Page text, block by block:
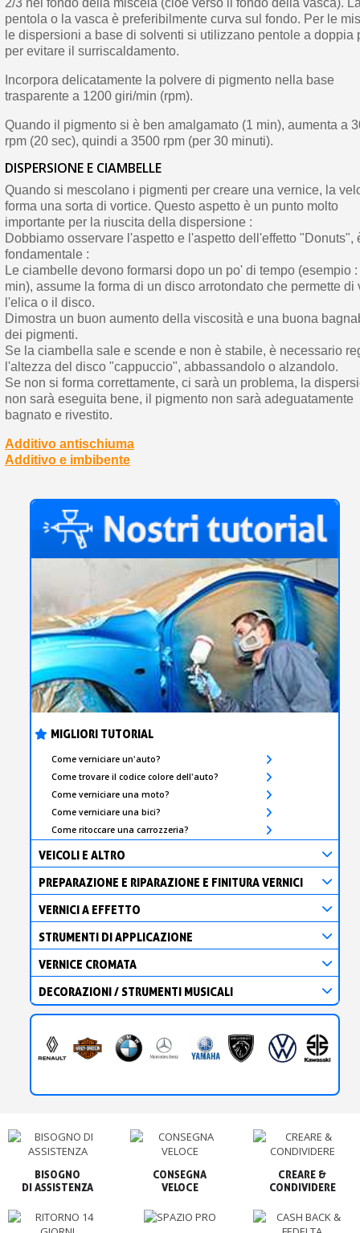
MIGLIORI TUTORIAL
Come verniciare un'auto?
Come trovare il codice colore dell'auto?
Come verniciare una moto?
Come verniciare una bici?
Come ritoccare una carrozzeria?
VEICOLI E ALTRO
PREPARAZIONE E RIPARAZIONE E FINITURA VERNICI
VERNICI A EFFETTO
STRUMENTI DI APPLICAZIONE
VERNICE CROMATA
DECORAZIONI / STRUMENTI MUSICALI
pentola o la vasca è preferibilmente curva sul fondo. Per le
le dispersioni a base di solventi si utilizzano pentole a doppia
per evitare il surriscaldamento.
Incorpora delicatamente la polvere di pigmento nella base
trasparente a 1200 giri/min (rpm).
Quando il pigmento si è ben amalgamato (1 min), aumenta a
rpm (20 sec), quindi a 3500 rpm (per 30 minuti).
DISPERSIONE E CIAMBELLE
Quando si mescolano i pigmenti per creare una vernice, la
forma una sorta di vortice. Questo aspetto è un punto molto
importante per la riuscita della dispersione :
Dobbiamo osservare l'aspetto e l'aspetto dell'effetto "Donuts",
fondamentale :
Le ciambelle devono formarsi dopo un po' di tempo (esempio :
min), assume la forma di un disco arrotondato che permette di
l'elica o il disco.
Dimostra un buon aumento della viscosità e una buona
dei pigmenti.
Se la ciambella sale e scende e non è stabile, è necessario
l'altezza del disco "cappuccio", abbassandolo o alzandolo.
Se non si forma correttamente, ci sarà un problema, la
non sarà eseguita bene, il pigmento non sarà adeguatamente
bagnato e rivestito.
Additivo antischiuma
Additivo e imbibente
BISOGNO
CONSEGNA
VELOCE
CREARE &
CONDIVIDERE